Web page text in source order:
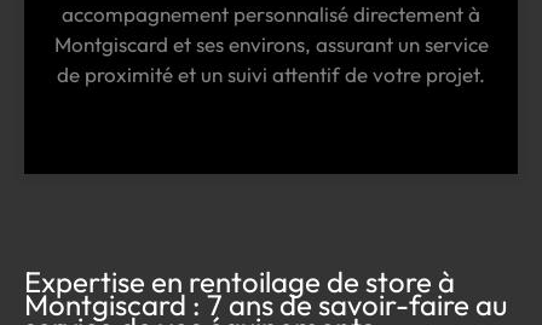
accompagnement personnalisé directement à
Montgiscard et ses environs, assurant un service
de proximité et un suivi attentif de votre projet.
Expertise en rentoilage de store à
Montgiscard : 7 ans de savoir-faire au